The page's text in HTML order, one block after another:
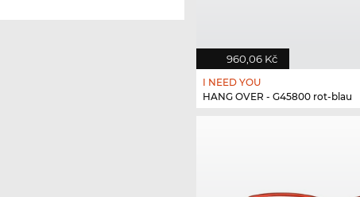
960,06 Kč
I NEED YOU
HANG OVER - G45800 rot-blau